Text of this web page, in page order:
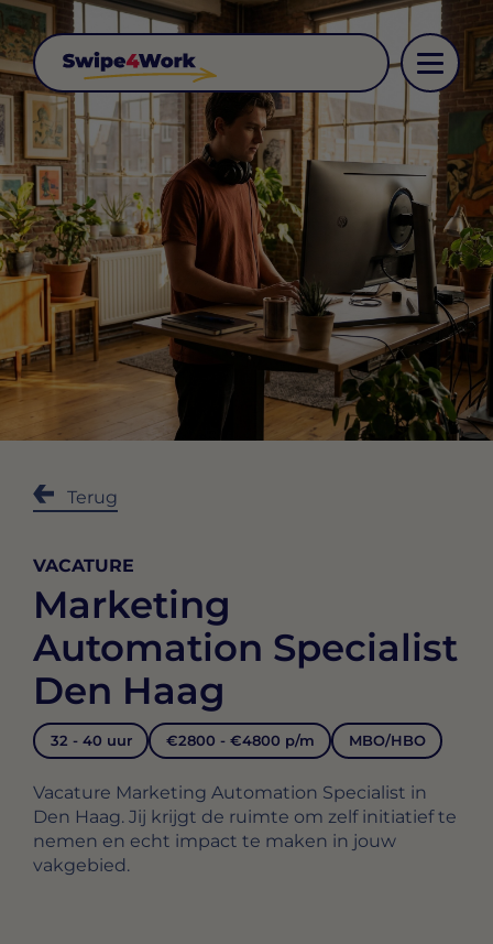
Terug
VACATURE
Marketing
Automation Specialist
Den Haag
32 - 40 uur €2800 - €4800 p/m MBO/HBO
Vacature Marketing Automation Specialist in
Den Haag. Jij krijgt de ruimte om zelf initiatief te
nemen en echt impact te maken in jouw
vakgebied.